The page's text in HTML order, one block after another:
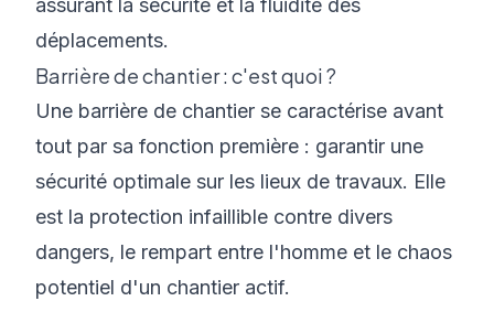
assurant la sécurité et la fluidité des
déplacements.
Barrière de chantier : c'est quoi ?
Une barrière de chantier se caractérise avant
tout par sa fonction première : garantir une
sécurité optimale sur les lieux de travaux. Elle
est la protection infaillible contre divers
dangers, le rempart entre l'homme et le chaos
potentiel d'un chantier actif.